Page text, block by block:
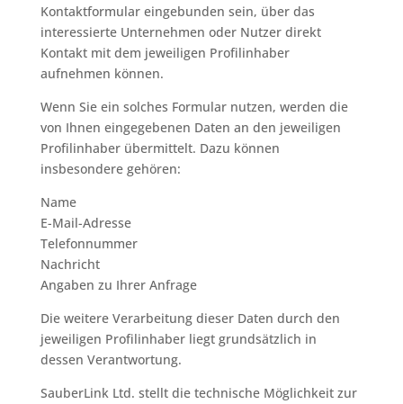
Kontaktformular eingebunden sein, über das
interessierte Unternehmen oder Nutzer direkt
Kontakt mit dem jeweiligen Profilinhaber
aufnehmen können.
Wenn Sie ein solches Formular nutzen, werden die
von Ihnen eingegebenen Daten an den jeweiligen
Profilinhaber übermittelt. Dazu können
insbesondere gehören:
Name
E-Mail-Adresse
Telefonnummer
Nachricht
Angaben zu Ihrer Anfrage
Die weitere Verarbeitung dieser Daten durch den
jeweiligen Profilinhaber liegt grundsätzlich in
dessen Verantwortung.
SauberLink Ltd. stellt die technische Möglichkeit zur